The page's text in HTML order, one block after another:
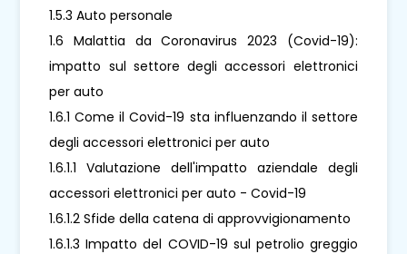
1.5.3 Auto personale
1.6 Malattia da Coronavirus 2023 (Covid-19):
impatto sul settore degli accessori elettronici
per auto
1.6.1 Come il Covid-19 sta influenzando il settore
degli accessori elettronici per auto
1.6.1.1 Valutazione dell'impatto aziendale degli
accessori elettronici per auto - Covid-19
1.6.1.2 Sfide della catena di approvvigionamento
1.6.1.3 Impatto del COVID-19 sul petrolio greggio